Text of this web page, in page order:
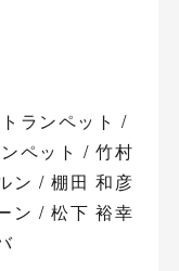
ランペット /
ペット / 竹村
ン / 棚田 和彦
ン / 松下 裕幸